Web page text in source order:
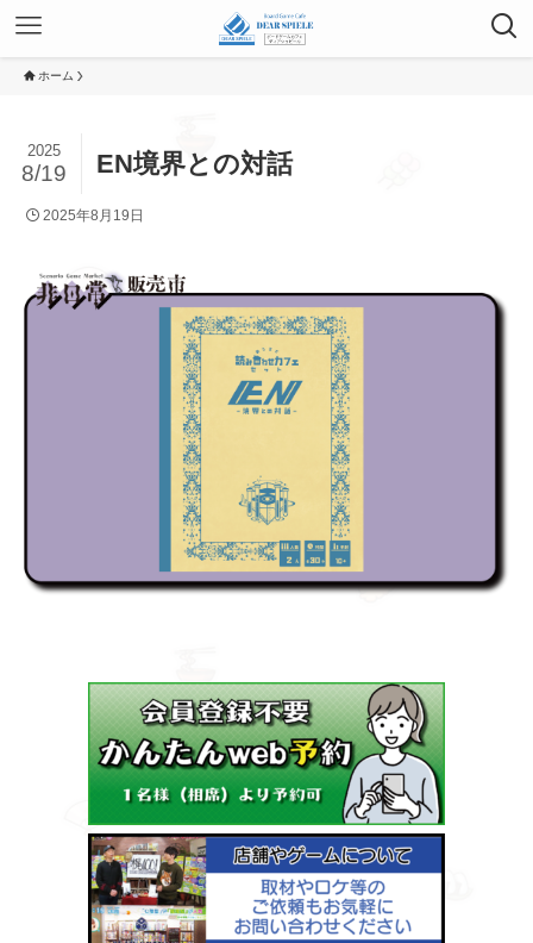
ホーム
EN境界との対話
2025
8/19
2025年8月19日